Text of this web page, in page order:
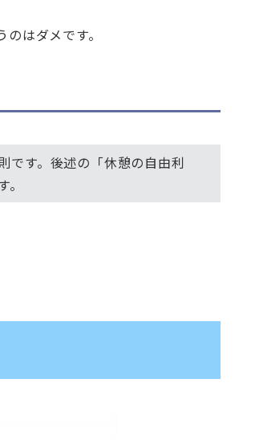
はダメです。
です。後述の「休憩の自由利